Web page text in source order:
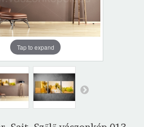
Tap to expand